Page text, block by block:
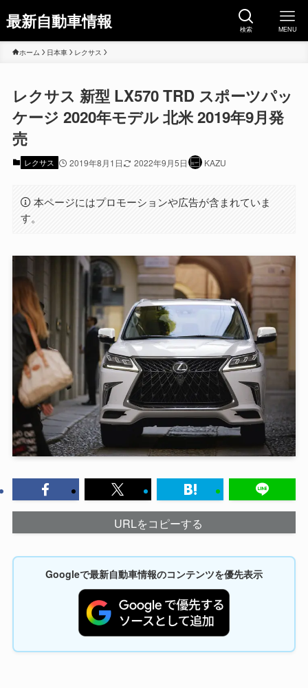
最新自動車情報 検索 MENU
ホーム 日本車 レクサス
レクサス 新型 LX570 TRD スポーツパッ
ケージ 2020年モデル 北米 2019年9月発
売
レクサス 2019年8月1日 2022年9月5日 KAZU
本ページにはプロモーションや広告が含まれていま
す。
URLをコピーする
Googleで最新自動車情報のコンテンツを優先表示